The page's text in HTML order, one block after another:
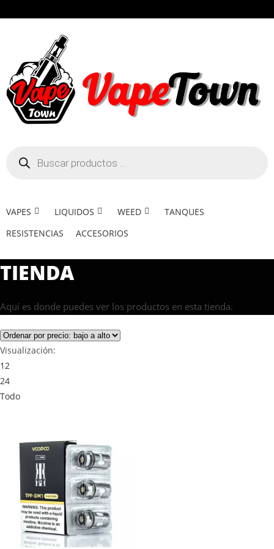
VAPES LIQUIDOS WEED
TANQUES
RESISTENCIAS
ACCESORIOS
TIENDA
Aquí es donde puedes ver los productos en esta tienda.
Visualización:
12
24
Todo